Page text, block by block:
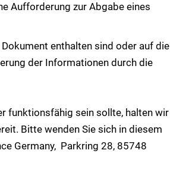
Aufforderung zur Abgabe eines
enthalten sind oder auf die
der Informationen durch die
funktionsfähig sein sollte, halten wir
Bitte wenden Sie sich in diesem
Germany, Parkring 28, 85748